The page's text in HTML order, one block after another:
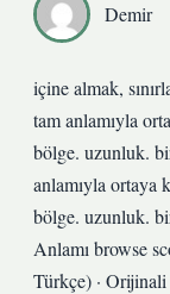
Demir
içine almak,
tam anlamıyla
bölge. uzunluk.
anlamıyla ortaya
bölge. uzunluk.
Anlamı browse
Türkçe) ·